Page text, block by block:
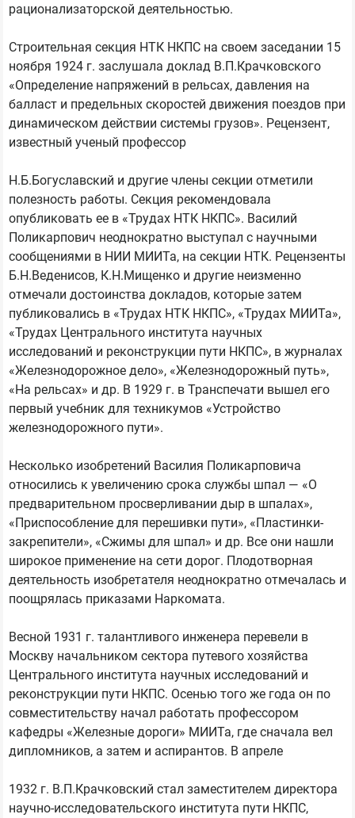
рационализаторской деятельностью.
Строительная секция НТК НКПС на своем заседании 15
ноября 1924 г. заслушала доклад В.П.Крачковского
«Определение напряжений в рельсах, давления на
балласт и предельных скоростей движения поездов при
динамическом действии системы грузов». Рецензент,
известный ученый профессор
Н.Б.Богуславский и другие члены секции отметили
полезность работы. Секция рекомендовала
опубликовать ее в «Трудах НТК НКПС». Василий
Поликарпович неоднократно выступал с научными
сообщениями в НИИ МИИТа, на секции НТК. Рецензенты
Б.Н.Веденисов, К.Н.Мищенко и другие неизменно
отмечали достоинства докладов, которые затем
публиковались в «Трудах НТК НКПС», «Трудах МИИТа»,
«Трудах Центрального института научных
исследований и реконструкции пути НКПС», в журналах
«Железнодорожное дело», «Железнодорожный путь»,
«На рельсах» и др. В 1929 г. в Транспечати вышел его
первый учебник для техникумов «Устройство
железнодорожного пути».
Несколько изобретений Василия Поликарповича
относились к увеличению срока службы шпал — «О
предварительном просверливании дыр в шпалах»,
«Приспособление для перешивки пути», «Пластинки-
закрепители», «Сжимы для шпал» и др. Все они нашли
широкое применение на сети дорог. Плодотворная
деятельность изобретателя неоднократно отмечалась и
поощрялась приказами Наркомата.
Весной 1931 г. талантливого инженера перевели в
Москву начальником сектора путевого хозяйства
Центрального института научных исследований и
реконструкции пути НКПС. Осенью того же года он по
совместительству начал работать профессором
кафедры «Железные дороги» МИИТа, где сначала вел
дипломников, а затем и аспирантов. В апреле
1932 г. В.П.Крачковский стал заместителем директора
научно-исследовательского института пути НКПС,